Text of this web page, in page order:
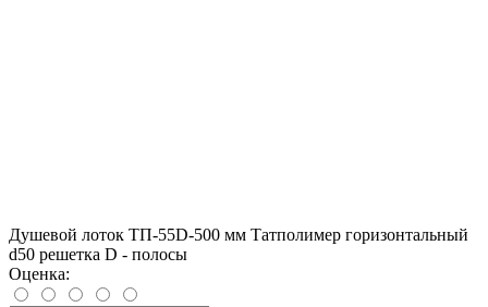
Душевой лоток ТП-55D-500 мм Татполимер горизонтальный
d50 решетка D - полосы
Оценка: